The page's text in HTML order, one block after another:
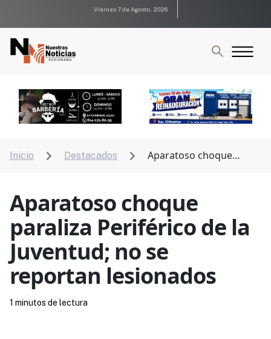
Viernes 7 de Agosto, 2026
Inicio  Destacados 
Aparatoso choque
Aparatoso choque
paraliza Periférico de la
Juventud; no se
reportan lesionados
1 minutos de lectura